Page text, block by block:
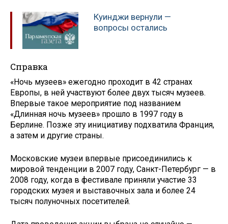
Куинджи вернули —
вопросы остались
Справка
«Ночь музеев» ежегодно проходит в 42 странах
Европы, в ней участвуют более двух тысяч музеев.
Впервые такое мероприятие под названием
«Длинная ночь музеев» прошло в 1997 году в
Берлине. Позже эту инициативу подхватила Франция,
а затем и другие страны.
Московские музеи впервые присоединились к
мировой тенденции в 2007 году, Санкт-Петербург — в
2008 году, когда в фестивале приняли участие 33
городских музея и выставочных зала и более 24
тысяч полуночных посетителей.